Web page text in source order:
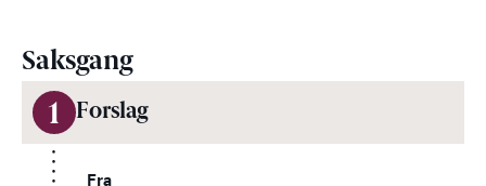
Saksgang
1 Forslag
Fra